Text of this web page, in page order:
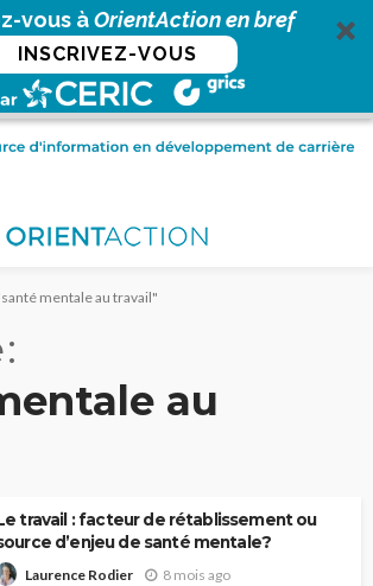
vous àOrientAction en bref
INSCRIVEZ-VOUS
mentale au travail"
au
travail : facteur de rétablissement ou
d’enjeu de santé mentale?
Laurence Rodier 8 mois ago